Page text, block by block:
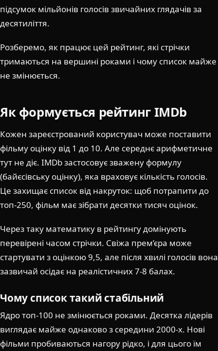
підсумок мільйонів голосів звичайних глядачів за
десятиліття.
Розберемо, як працює цей рейтинг, які стрічки
тримаються на вершині роками і чому список майже
не змінюється.
Як формується рейтинг IMDb
Кожен зареєстрований користувач може поставити
фільму оцінку від 1 до 10. Але середнє арифметичне
тут не діє. IMDb застосовує зважену формулу
(байєсівську оцінку), яка враховує кількість голосів.
Це захищає список від накруток: щоб потрапити до
топ-250, фільм має зібрати десятки тисяч оцінок.
Через таку математику в рейтингу домінують
перевірені часом стрічки. Свіжа прем’єра може
стартувати з оцінкою 9,5, але після хвилі голосів вона
зазвичай осідає на реалістичних 7-8 балах.
Чому список такий стабільний
Ядро топ-100 не змінюється роками. Десятка лідерів
виглядає майже однаково з середини 2000-х. Нові
фільми пробиваються нагору рідко, і для цього їм